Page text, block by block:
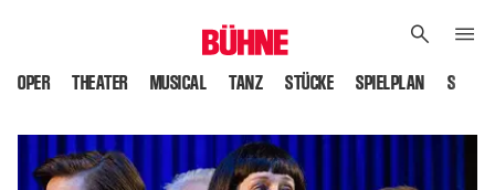
OPER THEATER MUSICAL TANZ STÜCKE SPIELPLAN